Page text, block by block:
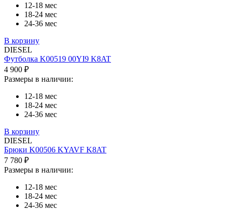
12-18 мес
18-24 мес
24-36 мес
В корзину
DIESEL
Футболка K00519 00YI9 K8AT
4 900 ₽
Размеры в наличии:
12-18 мес
18-24 мес
24-36 мес
В корзину
DIESEL
Брюки K00506 KYAVF K8AT
7 780 ₽
Размеры в наличии:
12-18 мес
18-24 мес
24-36 мес